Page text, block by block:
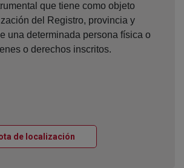
que tiene como objeto
del Registro, provincia y
una determinada persona física o
o derechos inscritos.
de localización